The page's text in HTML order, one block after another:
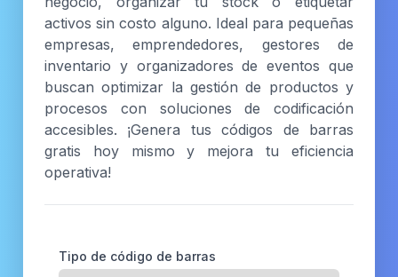
activos sin costo alguno. Ideal para pequeñas
empresas, emprendedores, gestores de
inventario y organizadores de eventos que
buscan optimizar la gestión de productos y
procesos con soluciones de codificación
accesibles. ¡Genera tus códigos de barras
gratis hoy mismo y mejora tu eficiencia
operativa!
Tipo de código de barras